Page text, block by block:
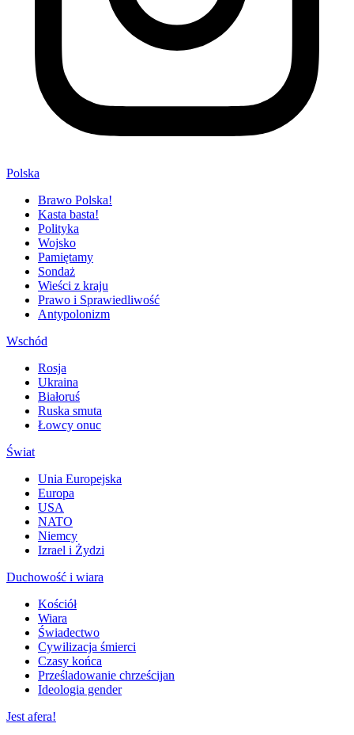
Polska
Brawo Polska!
Kasta basta!
Polityka
Wojsko
Pamiętamy
Sondaż
Wieści z kraju
Prawo i Sprawiedliwość
Antypolonizm
Wschód
Rosja
Ukraina
Białoruś
Ruska smuta
Łowcy onuc
Świat
Unia Europejska
Europa
USA
NATO
Niemcy
Izrael i Żydzi
Duchowość i wiara
Kościół
Wiara
Świadectwo
Cywilizacja śmierci
Czasy końca
Prześladowanie chrześcijan
Ideologia gender
Jest afera!